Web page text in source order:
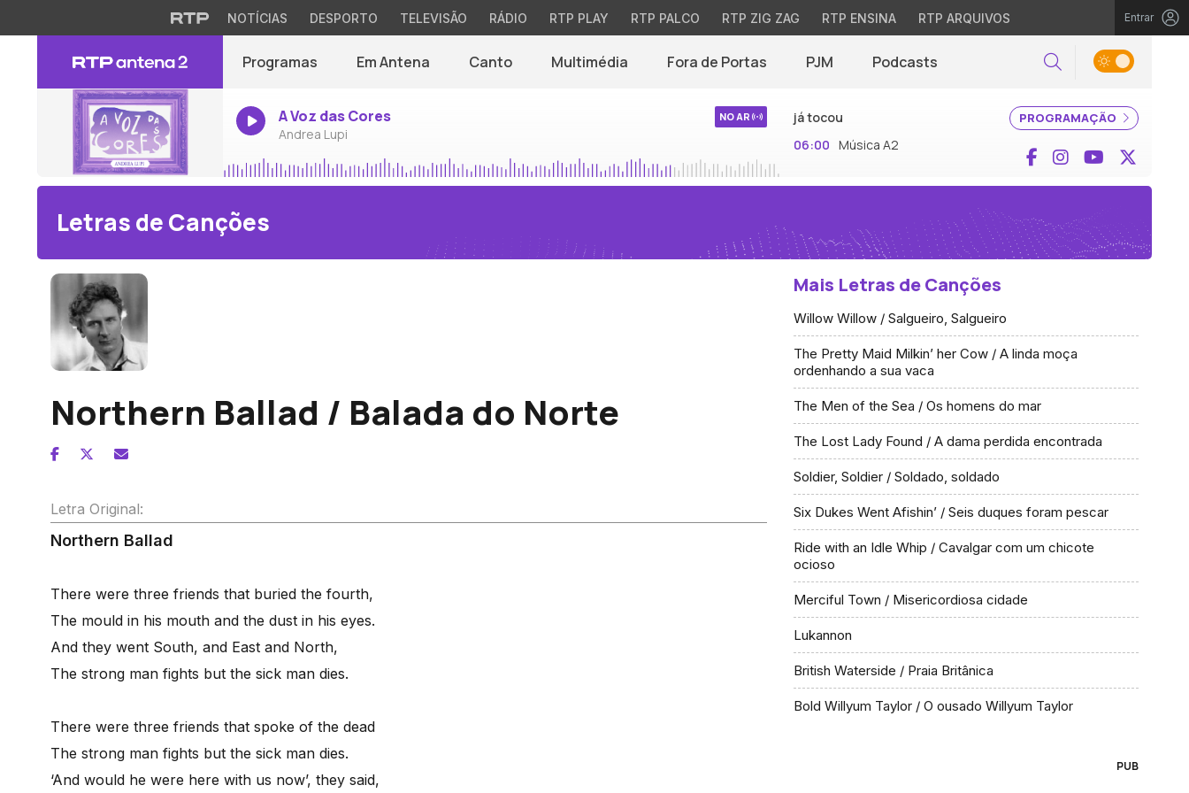
NOTÍCIAS DESPORTO TELEVISÃO RÁDIO RTP PLAY RTP PALCO RTP ZIG ZAG RTP ENSINA RTP ARQUIVOS Entrar
Programas Em Antena Canto Multimédia Fora de Portas PJM Podcasts Pesquisar
A Voz das Cores
Andrea Lupi
NO AR PROGRAMAÇÃO
já tocou
06:00 Música A2 Facebook
InstagramYouTube
Letras de Canções
Northern Ballad / Balada do Norte
Letra Original:
Northern Ballad
There were three friends that buried the fourth,
The mould in his mouth and the dust in his eyes.
And they went South, and East and North,
The strong man fights but the sick man dies.
There were three friends that spoke of the dead
The strong man fights but the sick man dies.
‘And would he were here with us now’, they said,
Mais Letras de Canções
Willow Willow / Salgueiro, Salgueiro
The Pretty Maid Milkin’ her Cow / A linda moça
ordenhando a sua vaca
The Men of the Sea / Os homens do mar
The Lost Lady Found / A dama perdida encontrada
Soldier, Soldier / Soldado, soldado
Six Dukes Went Afishin’ / Seis duques foram pescar
Ride with an Idle Whip / Cavalgar com um chicote
ocioso
Merciful Town / Misericordiosa cidade
Lukannon
British Waterside / Praia Britânica
Bold Willyum Taylor / O ousado Willyum Taylor
PUB